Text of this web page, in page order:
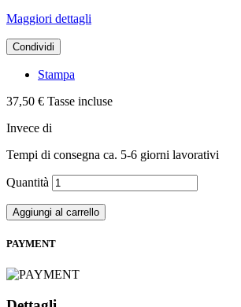
Maggiori dettagli
Condividi
Stampa
37,50 € Tasse incluse
Invece di
Tempi di consegna ca. 5-6 giorni lavorativi
Quantità
Aggiungi al carrello
PAYMENT